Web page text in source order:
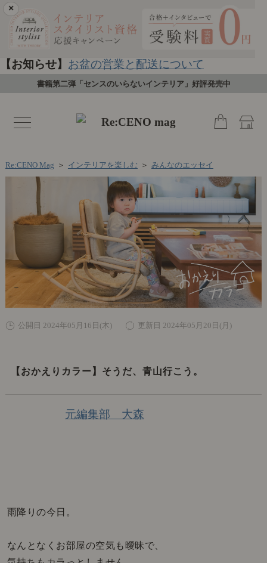
×
【お知らせ】 お盆の営業と配送について
書籍第二弾「センスのいらないインテリア」好評発売中
toggle
navigation
Re:CENO Mag ＞ インテリアを楽しむ ＞ みんなのエッセイ
公開日 2024年05月16日(木) 更新日 2024年05月20日(月)
【おかえりカラー】そうだ、青山行こう。
元編集部 大森
雨降りの今日。
なんとなくお部屋の空気も曖昧で、